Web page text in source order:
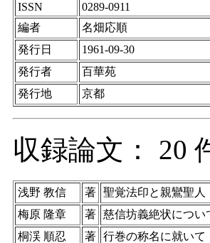
ISSN
0289-0911
編者
名畑応順
発行日
1961-09-30
発行者
百華苑
発行地
京都
収録論文： 20
浅野 教信 著 聖覚法印と親鸞聖人
梅原 隆章
著 慈信坊義絶状につい
桐渓 順忍
著 行巻の称名に就いて